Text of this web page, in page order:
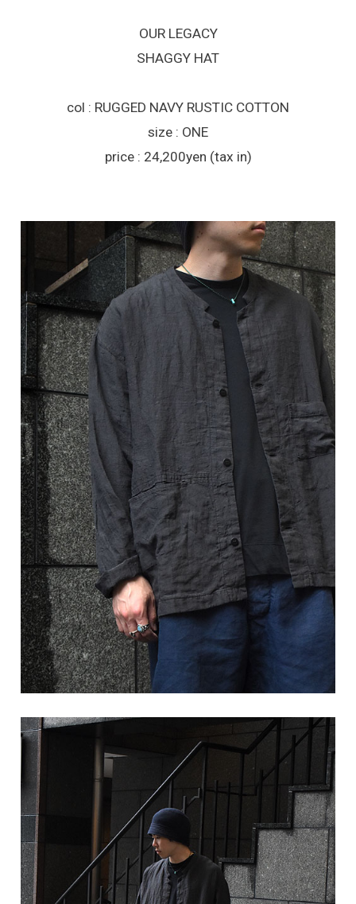
OUR LEGACY
SHAGGY HAT
col : RUGGED NAVY RUSTIC COTTON
size : ONE
price : 24,200yen (tax in)